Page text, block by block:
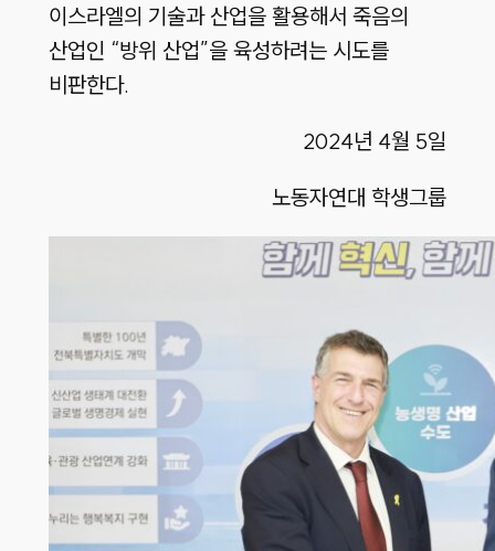
이스라엘의 기술과 산업을 활용해서 죽음의
산업인 “방위 산업”을 육성하려는 시도를
비판한다.
2024년 4월 5일
노동자연대 학생그룹